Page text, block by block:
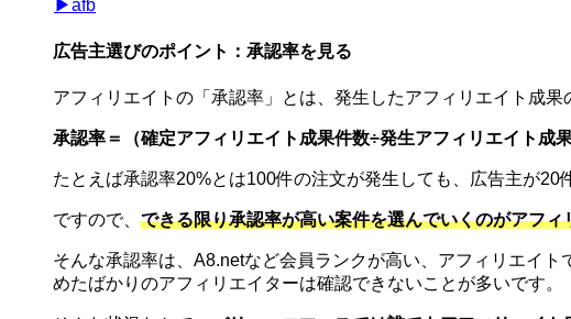
▶︎afb
広告主選びのポイント：承認率を見る
アフィリエイトの「承認率」とは、発生したアフィリエイト成果
承認率＝（確定アフィリエイト成果件数÷発生アフィリエイト成
たとえば承認率20%とは100件の注文が発生しても、広告主が
ですので、 できる限り承認率が高い案件を選んでいくのがアフ
そんな承認率は、A8.netなど会員ランクが高い、アフィリエイ
めたばかりのアフィリエイターは確認できないことが多いです。